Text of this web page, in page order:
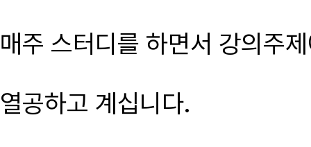
매주 스터디를 하면서 강의주
열공하고 계십니다.